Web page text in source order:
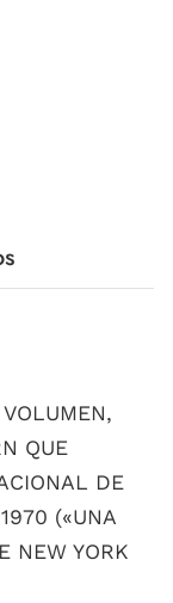
QUE
DE
(«UNA
NEW YORK